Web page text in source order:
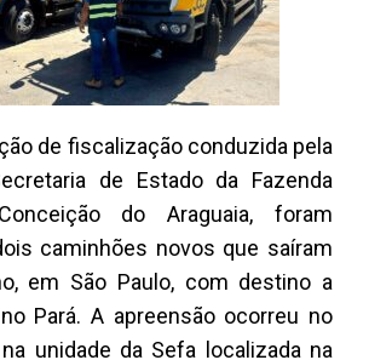
de fiscalização conduzida pela
de Estado da Fazenda
do Araguaia, foram
caminhões novos que saíram
em São Paulo, com destino a
no Pará. A apreensão ocorreu no
unidade da Sefa localizada na